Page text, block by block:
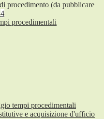
procedimento (da pubblicare
4
procedimentali
tempi procedimentali
e acquisizione d'ufficio